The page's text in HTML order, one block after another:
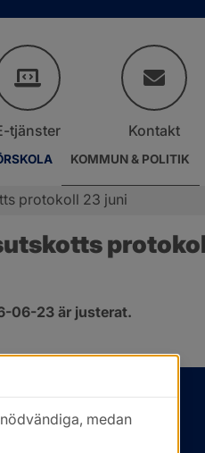
KOMMUN & POLITIK
tjänster Kontakt
protokoll 23 juni
06-23 är justerat.
medan